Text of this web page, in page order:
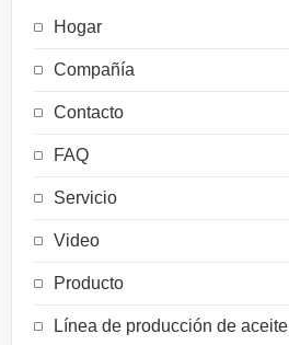
Hogar
Compañía
Contacto
FAQ
Servicio
Video
Producto
Línea de producción de aceite